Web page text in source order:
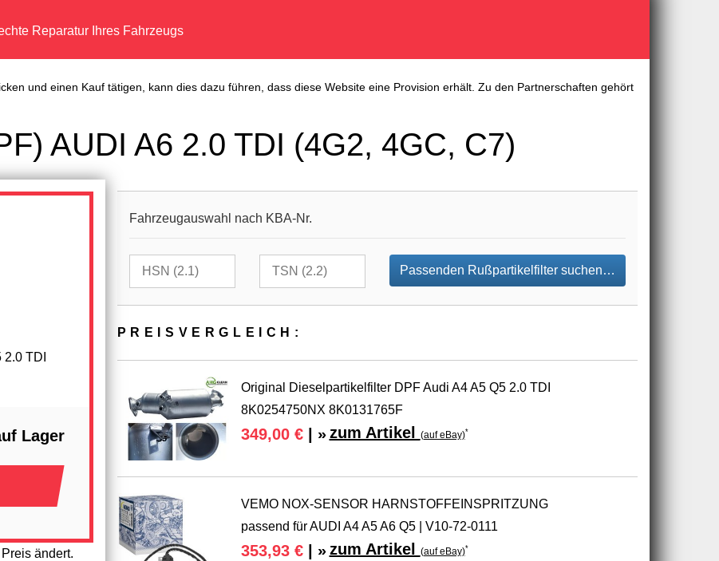
Reparatur Ihres Fahrzeugs
und einen Kauf tätigen, kann dies dazu führen, dass diese Website eine Provision erhält. Zu den Partnerschaften gehört
AUDI A6 2.0 TDI (4G2, 4GC, C7)
TDI
Lager
ändert.
Fahrzeugauswahl nach KBA-Nr.
Passenden Rußpartikelfilter suchen…
PREIS­VER­GLEICH:
Original Dieselpartikelfilter DPF Audi A4 A5 Q5 2.0 TDI
8K0254750NX 8K0131765F
349,00 €| » zum Artikel (auf eBay)*
VEMO NOX-SENSOR HARNSTOFFEINSPRITZUNG
passend für AUDI A4 A5 A6 Q5 | V10-72-0111
353,93 €| » zum Artikel (auf eBay)*